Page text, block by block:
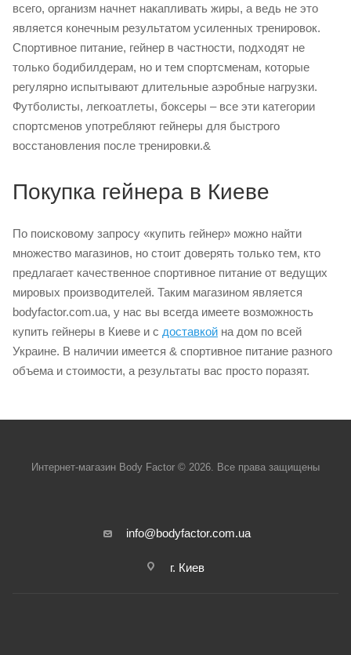
всего, организм начнет накапливать жиры, а ведь не это
является конечным результатом усиленных тренировок.
Спортивное питание, гейнер в частности, подходят не
только бодибилдерам, но и тем спортсменам, которые
регулярно испытывают длительные аэробные нагрузки.
Футболисты, легкоатлеты, боксеры – все эти категории
спортсменов употребляют гейнеры для быстрого
восстановления после тренировки.&
Покупка гейнера в Киеве
По поисковому запросу «купить гейнер» можно найти
множество магазинов, но стоит доверять только тем, кто
предлагает качественное спортивное питание от ведущих
мировых производителей. Таким магазином является
bodyfactor.com.ua, у нас вы всегда имеете возможность
купить гейнеры в Киеве и с доставкой на дом по всей
Украине. В наличии имеется & спортивное питание разного
объема и стоимости, а результаты вас просто поразят.
Интернет-магазин Body Factor © 2026. Все права защищены
info@bodyfactor.com.ua
г. Киев